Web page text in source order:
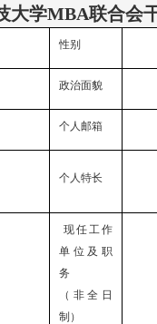
大学MBA联合会
性别
政治面貌
个人邮箱
个人特长
现任工作
单位及职
务
（非全日
制）